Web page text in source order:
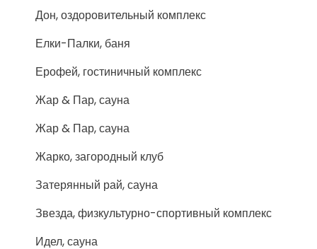
Дон, оздоровительный комплекс
Елки-Палки, баня
Ерофей, гостиничный комплекс
Жар & Пар, сауна
Жар & Пар, сауна
Жарко, загородный клуб
Затерянный рай, сауна
Звезда, физкультурно-спортивный комплекс
Идел, сауна